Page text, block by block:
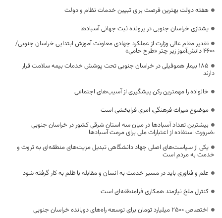
هفته دولت بهترین فرصت برای تبیین خدمات نظام و دولت
یشتازی خراسان جنوبی در پرونده ثبت جهانی آسبادها
تقدیر مقام عالی وزارت از عملکرد جهادی معاونت آموزش ابتدایی خراسان جنوبی/
۴۶۰۰ دانش‌آموز زیر چتر «طرح حامی»
۱۸۵ بیمار هموفیلی در خراسان جنوبی تحت پوشش خدمات بیمه سلامت قرار
دارند
خانواده را مهمترین رکن پیشگیری از آسیب‌های اجتماعی
موضوع میراث فرهنگی، امری فرابخشی است
بیشترین تعداد آسبادها در میان سه استان شرقی کشور در خراسان جنوبی
،ضرورت استفاده از اعتبارات ملی برای مرمت آسبادها
یکی از سیاست‌های اصلی جهاد دانشگاهی تبدیل مزیت‌های منطقه‌ای به ثروت و
خدمت به مردم است
علم و فناوری باید در مسیر خدمت به انسان و مقابله با ظلم به کار گرفته شود
کنترل ملخ نیازمند همکاری فرامنطقه‌ای است
اختصاص 2500 میلیارد تومان برای توسعه راه‌های دوبانده خراسان جنوبی